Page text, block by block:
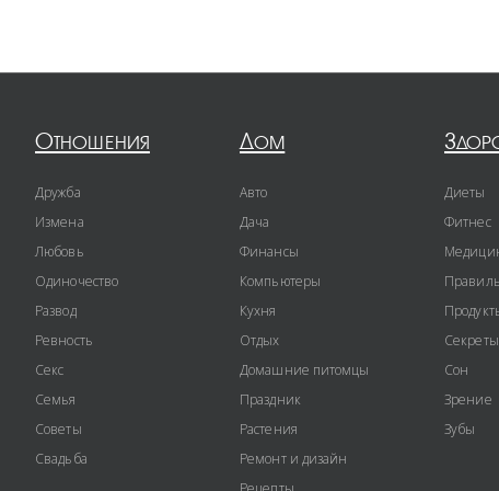
Отношения
Дружба
Измена
Любовь
Одиночество
Развод
Ревность
Секс
Семья
Советы
Свадьба
Дом
Авто
Дача
Финансы
Компьютеры
Кухня
Отдых
Домашние питомцы
Праздник
Растения
Ремонт и дизайн
Диеты
Фитнес
Секреты
Сон
Зрение
Зубы